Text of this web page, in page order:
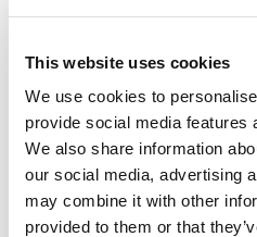
This website uses cookies
We use cookies to
provide social media features
We also share information
our social media, advertising
may combine it with other
provided to them or that